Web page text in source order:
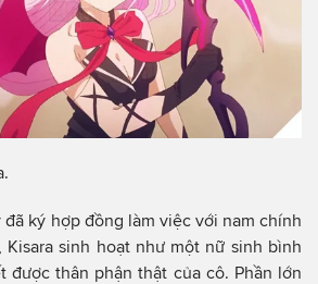
đã ký hợp đồng làm việc với nam chính
Kisara sinh hoạt như một nữ sinh bình
được thân phận thật của cô. Phần lớn